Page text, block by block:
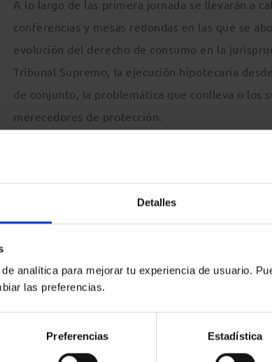
Detalles
analítica para mejorar tu experiencia de usuario.
las preferencias.
Preferencias Estadística
A lo largo de las primera jornada se llevarán a
conferencias y mesas redondas en las que se
evolución del derecho de consumo en la
Tribunal Supremo, la ejecución hipotecaria
de conjunto, la problemática que conlleva o los
merecedores de protección.
temas que se han convertido en verdaderos
del drama, los fiadores e hipotecantes no
las Jornadas y facilidades de inscripción hasta
del consumidor